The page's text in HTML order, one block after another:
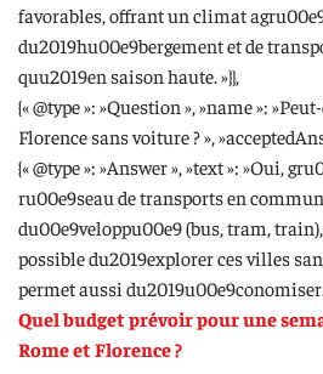
favorables, offrant un climat
du2019hu00e9bergement et de
quu2019en saison haute. »}},
{« @type »: »Question », »name »:
Florence sans voiture ? »,
{« @type »: »Answer », »text »: »Oui,
ru00e9seau de transports en
du00e9veloppu00e9 (bus, tram,
possible du2019explorer ces villes
permet aussi du2019u00e9conomiser.
Quel budget prévoir pour une
Rome et Florence ?